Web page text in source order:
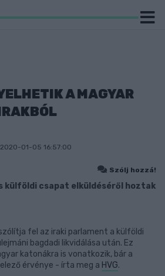
A MAGYAR
2020-01-05 16:57:00
Szólj hozzá!
külföldi csapat elküldéséről hoztak
fel az iraki parlament a külföldi
bagdadi likvidálása után. Ez
katonákra is vonatkozik, bár a
érvénye - írta meg a HVG.